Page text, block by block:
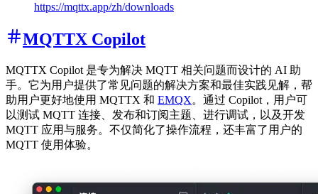
https://mqttx.app/zh/downloads
MQTTX Copilot
MQTTX Copilot 是专为解决 MQTT 相关问题而设计的 AI 助
手。它为用户提供了常见问题的解决方案和最佳实践见解，帮
助用户更好地使用 MQTTX 和 EMQX。通过 Copilot，用户可
以测试 MQTT 连接、发布和订阅主题、进行调试，以及开发
MQTT 应用与服务。不仅简化了操作流程，还丰富了用户的
MQTT 使用体验。